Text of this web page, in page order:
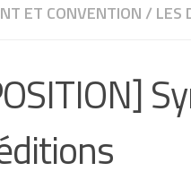
ET CONVENTION / LES